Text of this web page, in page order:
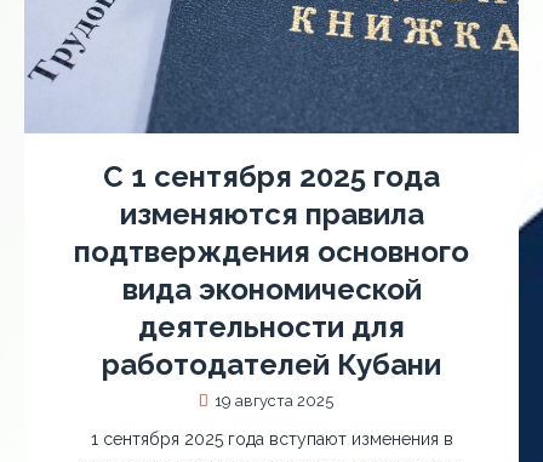
С 1 сентября 2025 года
изменяются правила
подтверждения основного
вида экономической
деятельности для
работодателей Кубани
19 августа 2025
1 сентября 2025 года вступают изменения в